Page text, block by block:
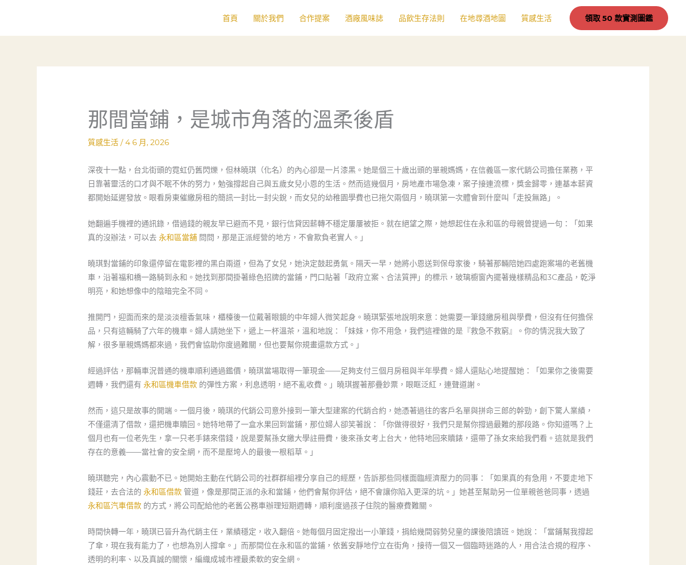
主
首頁 關於我們 合作提案 酒廠風味誌 品飲生存法則 在地尋酒地圖 質感生活 領取 50 款實測圖鑑
那間當鋪，是城市角落的溫柔後盾
質感生活 /4 6 月, 2026
深夜十一點，台北街頭的霓虹仍舊閃爍，但林曉琪（化名）的內心卻是一片漆黑。她是個三十歲出頭的單親媽媽，在信義區一家代銷公司擔任業務，平
日靠著靈活的口才與不眠不休的努力，勉強撐起自己與五歲女兒小恩的生活。然而這幾個月，房地產市場急凍，案子接連流標，獎金歸零，連基本薪資
都開始延遲發放。眼看房東催繳房租的簡訊一封比一封尖銳，而女兒的幼稚園學費也已拖欠兩個月，曉琪第一次體會到什麼叫「走投無路」。
她翻遍手機裡的通訊錄，借過錢的親友早已避而不見，銀行信貸因薪轉不穩定屢屢被拒。就在絕望之際，她想起住在永和區的母親曾提過一句：「如果
真的沒辦法，可以去永和區當舖 問問，那是正派經營的地方，不會欺負老實人。」
曉琪對當鋪的印象還停留在電影裡的黑白兩道，但為了女兒，她決定鼓起勇氣。隔天一早，她將小恩送到保母家後，騎著那輛陪她四處跑案場的老舊機
車，沿著福和橋一路騎到永和。她找到那間掛著綠色招牌的當鋪，門口貼著「政府立案、合法質押」的標示，玻璃櫥窗內擺著幾樣精品和3C產品，乾淨
明亮，和她想像中的陰暗完全不同。
推開門，迎面而來的是淡淡檀香氣味，櫃檯後一位戴著眼鏡的中年婦人微笑起身。曉琪緊張地說明來意：她需要一筆錢繳房租與學費，但沒有任何擔保
品，只有這輛騎了六年的機車。婦人請她坐下，遞上一杯溫茶，溫和地說：「妹妹，你不用急，我們這裡做的是『救急不救窮』。你的情況我大致了
解，很多單親媽媽都來過，我們會協助你度過難關，但也要幫你規畫還款方式。」
經過評估，那輛車況普通的機車順利通過鑑價，曉琪當場取得一筆現金——足夠支付三個月房租與半年學費。婦人還貼心地提醒她：「如果你之後需要
週轉，我們還有永和區機車借款 的彈性方案，利息透明，絕不亂收費。」曉琪握著那疊鈔票，眼眶泛紅，連聲道謝。
然而，這只是故事的開端。一個月後，曉琪的代銷公司意外接到一筆大型建案的代銷合約，她憑著過往的客戶名單與拼命三郎的幹勁，創下驚人業績，
不僅還清了借款，還把機車贖回。她特地帶了一盒水果回到當鋪，那位婦人卻笑著說：「你做得很好，我們只是幫你撐過最難的那段路。你知道嗎？上
個月也有一位老先生，拿一只老手錶來借錢，說是要幫孫女繳大學註冊費，後來孫女考上台大，他特地回來贖錶，還帶了孫女來給我們看。這就是我們
存在的意義——當社會的安全網，而不是壓垮人的最後一根稻草。」
曉琪聽完，內心震動不已。她開始主動在代銷公司的社群群組裡分享自己的經歷，告訴那些同樣面臨經濟壓力的同事：「如果真的有急用，不要走地下
錢莊，去合法的永和區借款 管道，像是那間正派的永和當鋪，他們會幫你評估，絕不會讓你陷入更深的坑。」她甚至幫助另一位單親爸爸同事，透過
永和區汽車借款 的方式，將公司配給他的老舊公務車辦理短期週轉，順利度過孩子住院的醫療費難關。
時間快轉一年，曉琪已晉升為代銷主任，業績穩定，收入翻倍。她每個月固定撥出一小筆錢，捐給幾間弱勢兒童的課後陪讀班。她說：「當鋪幫我撐起
了傘，現在我有能力了，也想為別人撐傘。」而那間位在永和區的當鋪，依舊安靜地佇立在街角，接待一個又一個臨時迷路的人，用合法合規的程序、
透明的利率、以及真誠的關懷，編織成城市裡最柔軟的安全網。